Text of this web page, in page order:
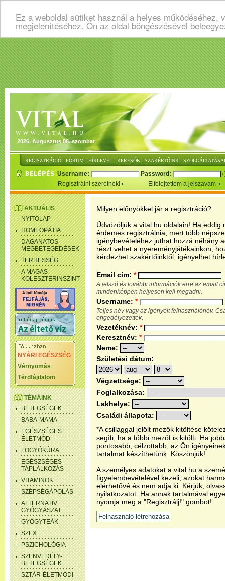
Ez a weboldal sütiket használ a helyes
megjelenítéséhez. Ön az oldal böngészésével
2026. Augusztus 08. szombat
REGISZTRÁCIÓ : FÓRUM : HÍRLEVÉL : KERESŐK : SZAKÉRTŐINK :
Username:
Password:
Regisztrálni szeretnék!
Elfelejtettem a jelszavam
AKTUÁLIS
NYITÓLAP
HOMEOPÁTIA
DAGANATOS
MEGBETEGEDÉSEK
TERHESSÉG
A MAGAS
KOLESZTERINSZINT
NYÁRI EGÉSZSÉG
Vérnyomás
Térdfájdalom
TÉMÁINK
BETEGSÉGEK
BABA-MAMA
EGÉSZSÉGES
ÉLETMÓD
FOGYÓKÚRA
EGÉSZSÉGES
TÁPLÁLKOZÁS
VITAMINOK
SZÉPSÉGÁPOLÁS
ALTERNATÍV
GYÓGYÁSZAT
GYÓGYTEÁK
SZEX
PSZICHOLÓGIA
SZENVEDÉLY-
BETEGSÉGEK
SZTÁR-ÉLETMÓDI
Milyen előnyökkel jár a regisztráció?
Üdvözöljük a vital.hu oldalain! Ha eddig
érdemes regisztrálnia, mert több
igénybevételéhez juthat hozzá néhány
részt vehet a nyereményjátékainkon,
kérdezhet szakértőinktől, igényelhet
Email cím: *
A jelszó és további információk erre az email
mindenképpen helyesen kell megadni.
Username: *
Teljes név vagy az igényelt felhasználónév.
engedélyezettek.
Vezetéknév: *
Keresztnév: *
Neme:
Születési dátum:
Végzettsége:
Foglalkozása:
Lakhelye:
Családi állapota:
*A csillaggal jelölt mezők kitöltése
segíti, ha a többi mezőt is kitölti. Ha
pontosabb, célzottabb, az Ön
tartalmat készíthetünk. Köszönjük!
A személyes adatokat a vital.hu a
figyelembevételével kezeli, azokat
elérhetővé és nem adja ki. Kérjük,
nyilatkozatot. Ha annak tartalmával
nyomja meg a "Regisztrálj!" gombot!